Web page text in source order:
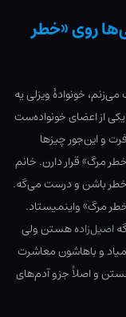
روی «خطر
خونوادۀ ویزلی یه
یکی از اعضای خونواده‌ست
و این‌جور چیزها
مرگ» قرار دارن. خانم
خطر باشن و درست می‌گه.
مرگ» واینمیستاد.
اصیل‌زادههستن ولی
و باهاشون معاشرت
و اصلاً جزو آدم‌های